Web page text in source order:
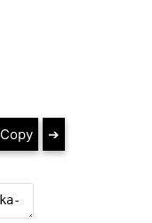
Copy ➔